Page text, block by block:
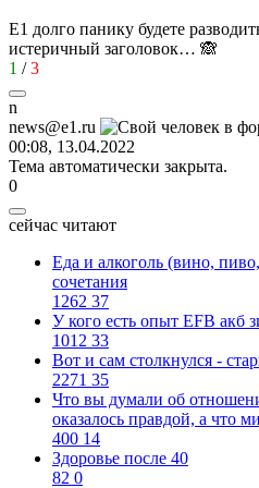
Е1 долго панику будете
истеричный заголовок… 🙈
1 /3
n
news@e1.ru
00:08, 13.04.2022
Тема автоматически закрыта.
0
сейчас читают
Еда и алкоголь (вино,
сочетания
1262 37
У кого есть опыт EFB акб
1012 33
Вот и сам столкнулся -
2271 35
Что вы думали об
оказалось правдой, а что
400 14
Здоровье после 40
82 0